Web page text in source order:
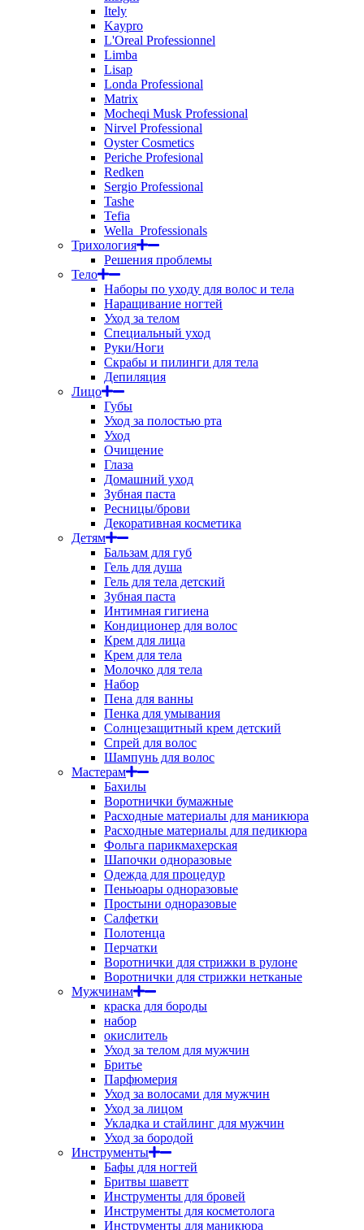
Itely
Kaypro
L'Oreal Professionnel
Limba
Lisap
Londa Professional
Matrix
Mocheqi Musk Professional
Nirvel Professional
Oyster Cosmetics
Periche Profesional
Redken
Sergio Professional
Tashe
Tefia
Wella_Professionals
Трихология
Решения проблемы
Тело
Наборы по уходу для волос и тела
Наращивание ногтей
Уход за телом
Специальный уход
Руки/Ноги
Скрабы и пилинги для тела
Депиляция
Лицо
Губы
Уход за полостью рта
Уход
Очищение
Глаза
Домашний уход
Зубная паста
Ресницы/брови
Декоративная косметика
Детям
Бальзам для губ
Гель для душа
Гель для тела детский
Зубная паста
Интимная гигиена
Кондиционер для волос
Крем для лица
Крем для тела
Молочко для тела
Набор
Пена для ванны
Пенка для умывания
Солнцезащитный крем детский
Спрей для волос
Шампунь для волос
Мастерам
Бахилы
Воротнички бумажные
Расходные материалы для маникюра
Расходные материалы для педикюра
Фольга парикмахерская
Шапочки одноразовые
Одежда для процедур
Пеньюары одноразовые
Простыни одноразовые
Салфетки
Полотенца
Перчатки
Воротнички для стрижки в рулоне
Воротнички для стрижки нетканые
Мужчинам
краска для бороды
набор
окислитель
Уход за телом для мужчин
Бритье
Парфюмерия
Уход за волосами для мужчин
Уход за лицом
Укладка и стайлинг для мужчин
Уход за бородой
Инструменты
Бафы для ногтей
Бритвы шаветт
Инструменты для бровей
Инструменты для косметолога
Инструменты для маникюра